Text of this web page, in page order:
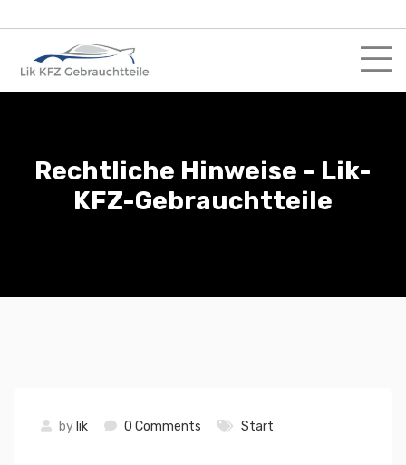
to
content
Rechtliche Hinweise - Lik-
KFZ-Gebrauchtteile
by lik 0 Comments Start